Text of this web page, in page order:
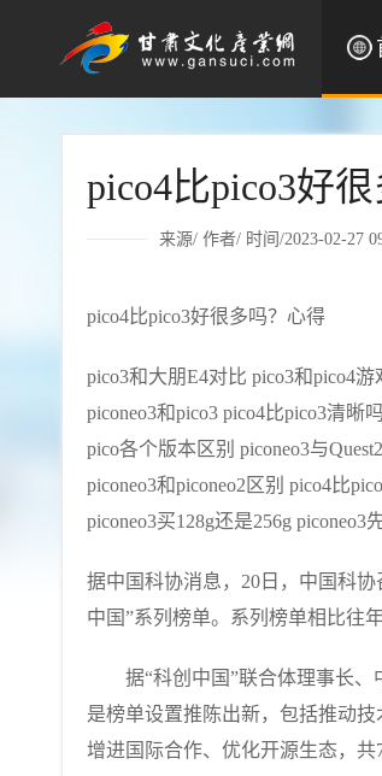
pico4比pico3好
来源/ 作者/ 时间/2023-02-27
pico4比pico3好很多吗？心得
pico3和大朋E4对比 pico3和pico4游
piconeo3和pico3 pico4比pico3清晰吗
pico各个版本区别 piconeo3与
piconeo3和piconeo2区别 pico4比
piconeo3买128g还是256g piconeo3
据中国科协消息，20日，中国科协
中国”系列榜单。系列榜单相比往
据“科创中国”联合体理事长、
是榜单设置推陈出新，包括推动
增进国际合作、优化开源生态，共